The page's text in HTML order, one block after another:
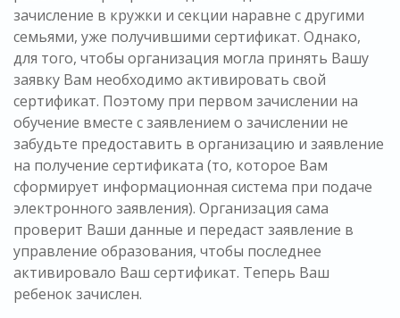
зачисление в кружки и секции наравне с другими
семьями, уже получившими сертификат. Однако,
для того, чтобы организация могла принять Вашу
заявку Вам необходимо активировать свой
сертификат. Поэтому при первом зачислении на
обучение вместе с заявлением о зачислении не
забудьте предоставить в организацию и заявление
на получение сертификата (то, которое Вам
сформирует информационная система при подаче
электронного заявления). Организация сама
проверит Ваши данные и передаст заявление в
управление образования, чтобы последнее
активировало Ваш сертификат. Теперь Ваш
ребенок зачислен.